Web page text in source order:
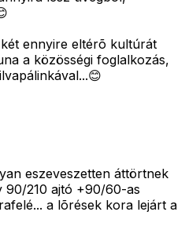
ennyire eltérõ kultúrát
a közösségi foglalkozás,
eszeveszetten áttörtnek
90/210 ajtó +90/60-as
a lõrések kora lejárt a